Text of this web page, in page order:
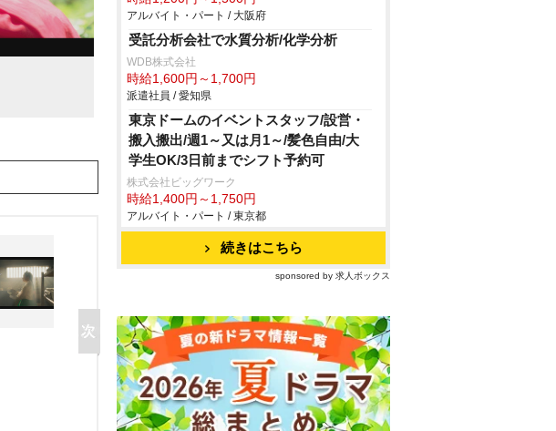
アルバイト・パート / 大阪府
受託分析会社で水質分析/化学分析
WDB株式会社
時給1,600円～1,700円
派遣社員 / 愛知県
東京ドームのイベントスタッフ/設営・
搬入搬出/週1～又は月1～/髪色自由/大
学生OK/3日前までシフト予約可
株式会社ビッグワーク
時給1,400円～1,750円
アルバイト・パート / 東京都
続きはこちら
sponsored by 求人ボックス